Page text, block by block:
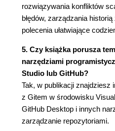
Dodawanie
Przeglądanie zmian
Podsumowanie
Rozwiązanie
Rozdział 4. Scalanie,
konfliktów scalania
Scalanie - zarys
Książki
Co będę wysyłać?
rozwiązywania konfliktów
błędów, zarządzania
polecenia ułatwiające
5. Czy książka porusza
narzędziami
Studio lub GitHub?
Tak, w publikacji znajdziesz
z Gitem w środowisku
GitHub Desktop i innych
zarządzanie repozytoriami.